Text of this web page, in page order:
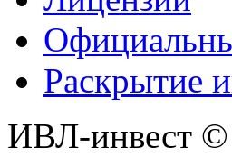
Раскрытие
ИВЛ-инвест ©